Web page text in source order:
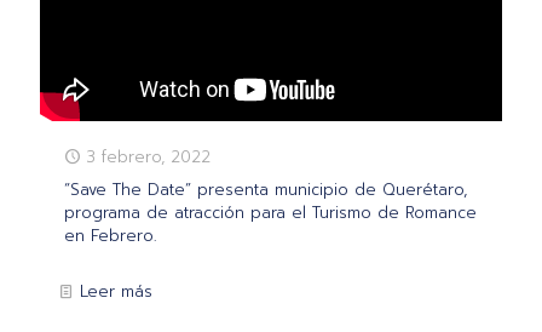
3 febrero, 2022
“Save The Date” presenta municipio de Querétaro,
programa de atracción para el Turismo de Romance
en Febrero.
Leer más